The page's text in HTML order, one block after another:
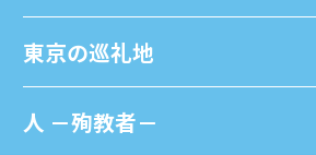
東京の巡礼地
⼈ －殉教者－